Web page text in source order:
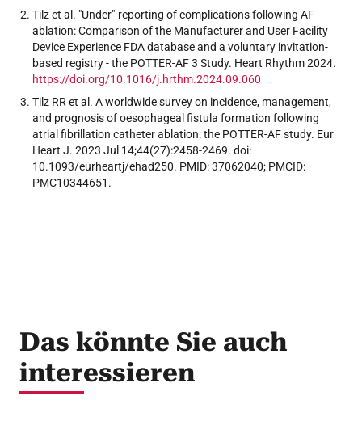
Tilz et al. "Under"-reporting of complications following AF
ablation: Comparison of the Manufacturer and User Facility
Device Experience FDA database and a voluntary invitation-
based registry - the POTTER-AF 3 Study. Heart Rhythm 2024.
https://doi.org/10.1016/j.hrthm.2024.09.060
Tilz RR et al. A worldwide survey on incidence, management,
and prognosis of oesophageal fistula formation following
atrial fibrillation catheter ablation: the POTTER-AF study. Eur
Heart J. 2023 Jul 14;44(27):2458-2469. doi:
10.1093/eurheartj/ehad250. PMID: 37062040; PMCID:
PMC10344651.
Das könnte Sie auch
interessieren